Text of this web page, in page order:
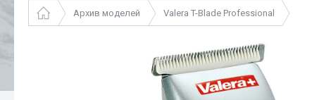
Архив моделей Valera T-Blade Professional